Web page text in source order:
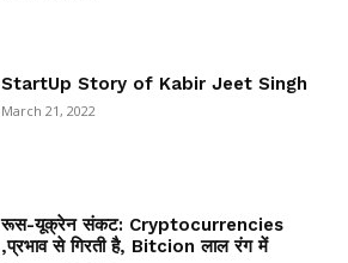
StartUp Story of Kabir Jeet Singh
March 21, 2022
रूस-यूक्रेन संकट: Cryptocurrencies
,प्रभाव से गिरती है, Bitcion लाल रंग में